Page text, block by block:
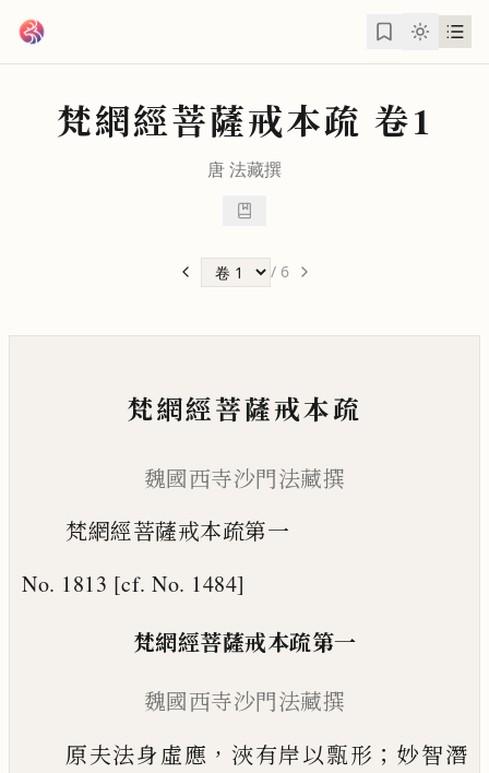
梵網經菩薩戒本疏 卷1
唐法藏撰
/ 6
梵網經菩薩戒本疏
魏國西寺沙門法藏撰
梵網經菩薩戒本疏第一
No. 1813 [cf. No. 1484]
梵網經菩薩戒本疏第一
魏國西寺沙門法藏撰
原夫法身虛應 ，浹有岸以㼼形 ； 妙智潛